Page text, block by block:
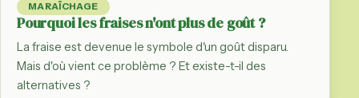
MARAÎCHAGE
Pourquoi les fraises n'ont plus de goût ?
La fraise est devenue le symbole d'un goût disparu.
Mais d'où vient ce problème ? Et existe-t-il des
alternatives ?